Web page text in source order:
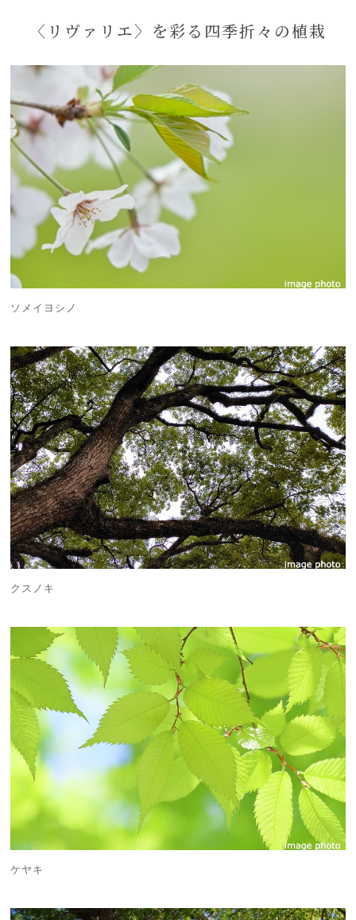
〈リヴァリエ〉を彩る四季折々の植栽
ソメイヨシノ
クスノキ
ケヤキ